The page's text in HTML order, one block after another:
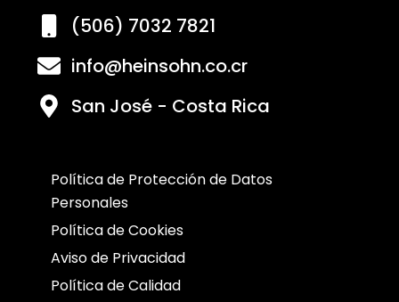
(506) 7032 7821
info@heinsohn.co.cr
San José - Costa Rica
Política de Protección de Datos
Personales
Política de Cookies
Aviso de Privacidad
Política de Calidad